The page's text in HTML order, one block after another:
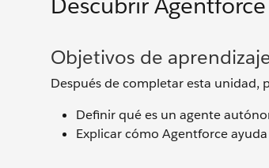
Objetivos de
Después de completar esta unidad,
Definir qué es un agente
Explicar cómo Agentforce